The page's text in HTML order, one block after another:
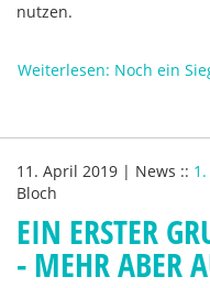
nutzen.
Weiterlesen: Noch ein
11. April 2019 | News ::
Bloch
EIN ERSTER
- MEHR ABER